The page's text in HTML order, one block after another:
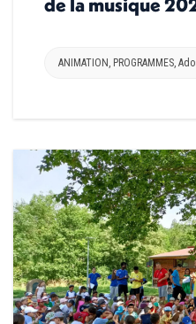
ANIMATION PROGRAMMES